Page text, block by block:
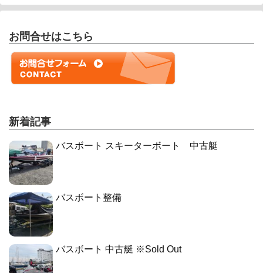
お問合せはこちら
新着記事
バスボート スキーターボート 中古艇
バスボート整備
バスボート 中古艇 ※Sold Out